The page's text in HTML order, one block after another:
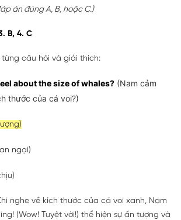
án đúng A, B, hoặc C.)
B, 4. C
câu hỏi và giải thích:
about the size of whales? (Nam cảm
thước của cá voi?)
ngại)
nghe về kích thước của cá voi xanh, Nam
(Wow! Tuyệt vời!) thể hiện sự ấn tượng và